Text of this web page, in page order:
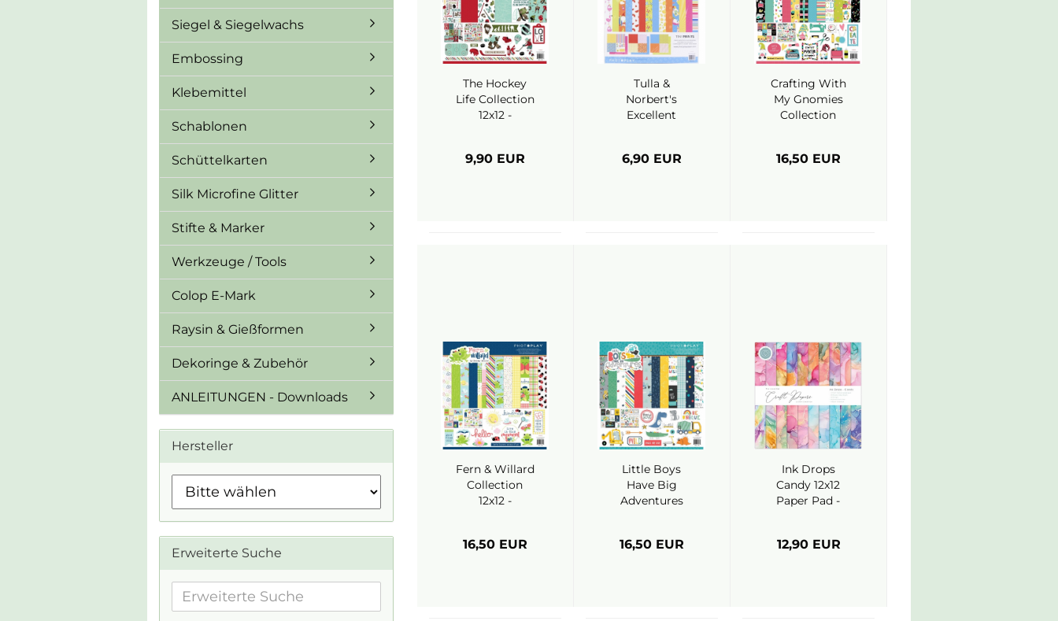
The Hockey
Life Collection
12x12 -
9,90 EUR
Tulla &
Norbert's
Excellent
12x12 -
6,90 EUR
Crafting With
My Gnomies
Collection
16,50 EUR
Fern & Willard
Collection
12x12 -
16,50 EUR
Little Boys
Have Big
Adventures
Photoplay
16,50 EUR
Ink Drops
Candy 12x12
Paper Pad -
12,90 EUR
Siegel & Siegelwachs
Embossing
Klebemittel
Schablonen
Schüttelkarten
Silk Microfine Glitter
Stifte & Marker
Werkzeuge / Tools
Colop E-Mark
Raysin & Gießformen
Dekoringe & Zubehör
ANLEITUNGEN - Downloads
Hersteller
Erweiterte Suche
Erweiterte
Suche